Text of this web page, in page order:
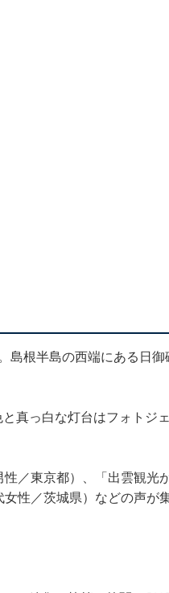
根半島の西端にある日御
真っ白な灯台はフォトジ
／東京都）、「出雲観光
性／茨城県）などの声が